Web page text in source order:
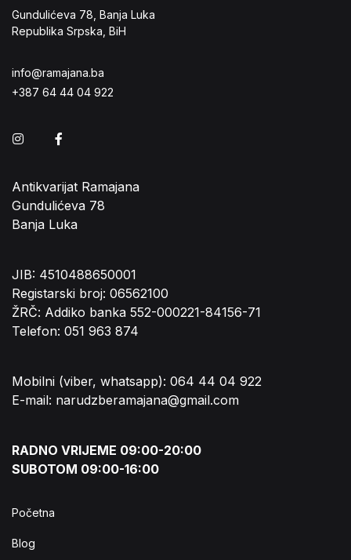
Gundulićeva 78, Banja Luka
Republika Srpska, BiH
info@ramajana.ba
+387 64 44 04 922
Instagram
Antikvarijat Ramajana
Gundulićeva 78
Banja Luka
JIB: 4510488650001
Registarski broj: 06562100
ŽRČ: Addiko banka 552-000221-84156-71
Telefon: 051 963 874
Mobilni (viber, whatsapp): 064 44 04 922
E-mail: narudzberamajana@gmail.com
RADNO VRIJEME 09:00-20:00
SUBOTOM 09:00-16:00
Početna
Blog